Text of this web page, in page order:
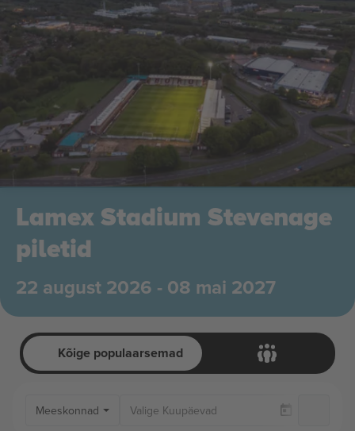
Lamex Stadium Stevenage
piletid
22 august 2026 - 08 mai 2027
Kõige populaarsemad
Meeskonnad